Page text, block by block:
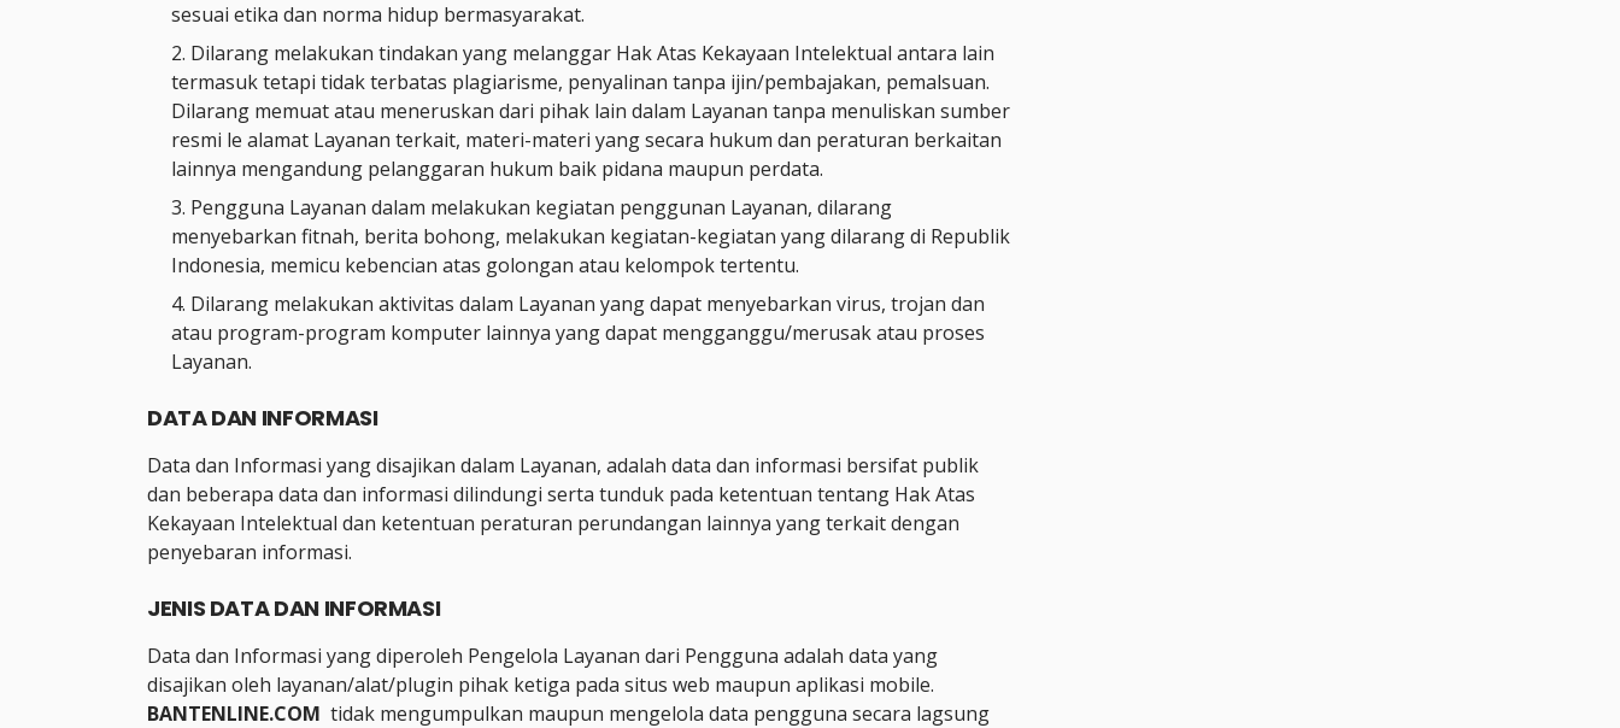
sesuai etika dan norma hidup bermasyarakat.
Dilarang melakukan tindakan yang melanggar Hak Atas Kekayaan Intelektual antara lain
termasuk tetapi tidak terbatas plagiarisme, penyalinan tanpa ijin/pembajakan, pemalsuan.
Dilarang memuat atau meneruskan dari pihak lain dalam Layanan tanpa menuliskan sumber
resmi le alamat Layanan terkait, materi-materi yang secara hukum dan peraturan berkaitan
lainnya mengandung pelanggaran hukum baik pidana maupun perdata.
Pengguna Layanan dalam melakukan kegiatan penggunan Layanan, dilarang
menyebarkan fitnah, berita bohong, melakukan kegiatan-kegiatan yang dilarang di Republik
Indonesia, memicu kebencian atas golongan atau kelompok tertentu.
Dilarang melakukan aktivitas dalam Layanan yang dapat menyebarkan virus, trojan dan
atau program-program komputer lainnya yang dapat mengganggu/merusak atau proses
Layanan.
DATA DAN INFORMASI
Data dan Informasi yang disajikan dalam Layanan, adalah data dan informasi bersifat publik
dan beberapa data dan informasi dilindungi serta tunduk pada ketentuan tentang Hak Atas
Kekayaan Intelektual dan ketentuan peraturan perundangan lainnya yang terkait dengan
penyebaran informasi.
JENIS DATA DAN INFORMASI
Data dan Informasi yang diperoleh Pengelola Layanan dari Pengguna adalah data yang
disajikan oleh layanan/alat/plugin pihak ketiga pada situs web maupun aplikasi mobile.
BANTENLINE.COM tidak mengumpulkan maupun mengelola data pengguna secara lagsung